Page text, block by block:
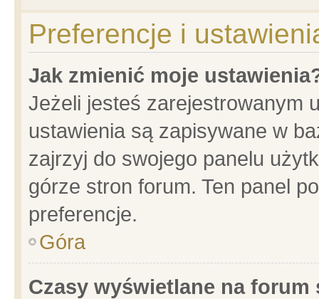
Preferencje i
Jak zmienić moje
Jeżeli jesteś zarejestrowanym
ustawienia są zapisywane w
zajrzyj do swojego panelu
górze stron forum. Ten panel
preferencje.
Góra
Czasy wyświetlane na forum